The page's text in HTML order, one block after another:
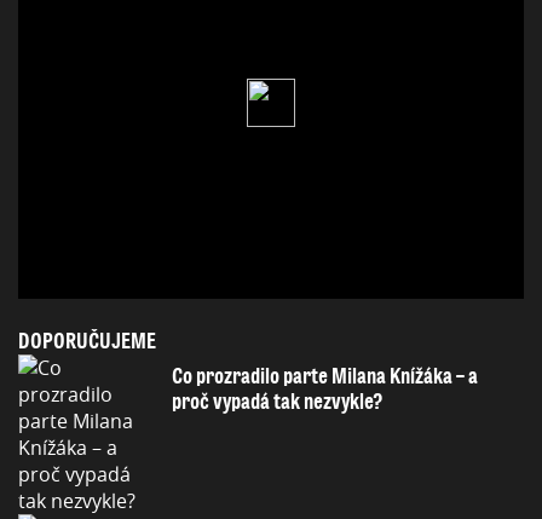
DOPORUČUJEME
Co prozradilo parte Milana Knížáka – a
proč vypadá tak nezvykle?